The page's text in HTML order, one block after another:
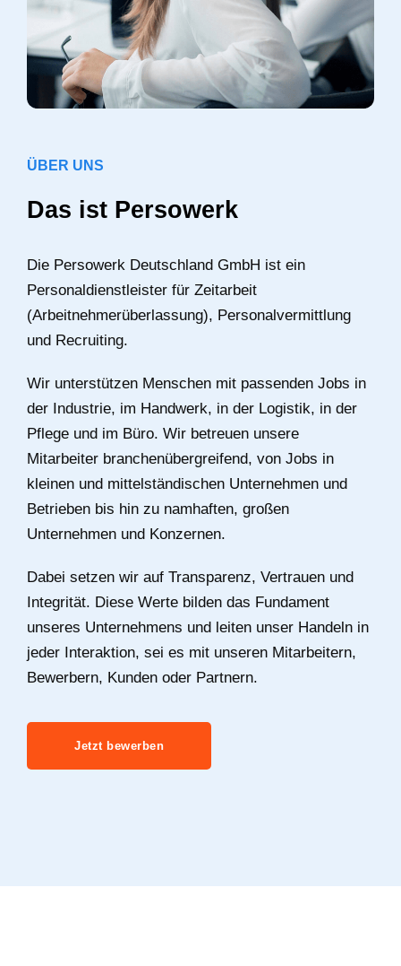
ÜBER UNS
Das ist Persowerk
Die Persowerk Deutschland GmbH ist ein
Personaldienstleister für Zeitarbeit
(Arbeitnehmerüberlassung), Personalvermittlung
und Recruiting.
Wir unterstützen Menschen mit passenden Jobs in
der Industrie, im Handwerk, in der Logistik, in der
Pflege und im Büro. Wir betreuen unsere
Mitarbeiter branchenübergreifend, von Jobs in
kleinen und mittelständischen Unternehmen und
Betrieben bis hin zu namhaften, großen
Unternehmen und Konzernen.
Dabei setzen wir auf Transparenz, Vertrauen und
Integrität. Diese Werte bilden das Fundament
unseres Unternehmens und leiten unser Handeln in
jeder Interaktion, sei es mit unseren Mitarbeitern,
Bewerbern, Kunden oder Partnern.
Jetzt bewerben